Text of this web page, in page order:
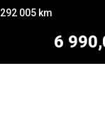
6
292 005 km